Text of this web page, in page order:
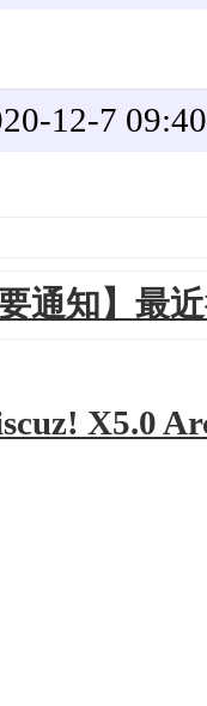
12-7
要通知】最
X5.0